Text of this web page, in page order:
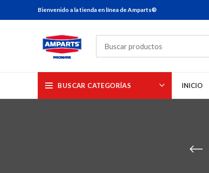
Bienvenido a la tienda en línea de Amparts®
BUSCAR CATEGORÍAS INICIO